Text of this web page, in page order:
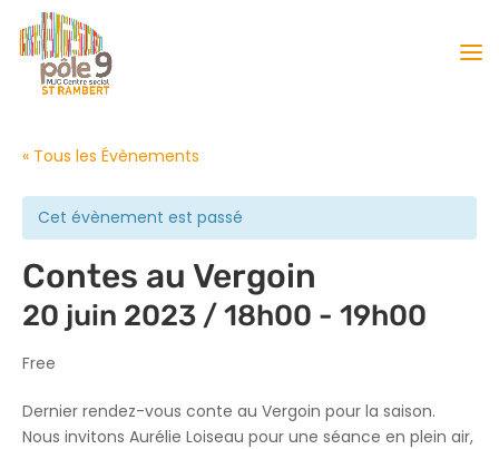
« Tous les Évènements
Cet évènement est passé
Contes au Vergoin
20 juin 2023 / 18h00 - 19h00
Free
Dernier rendez-vous conte au Vergoin pour la saison.
Nous invitons Aurélie Loiseau pour une séance en plein air,